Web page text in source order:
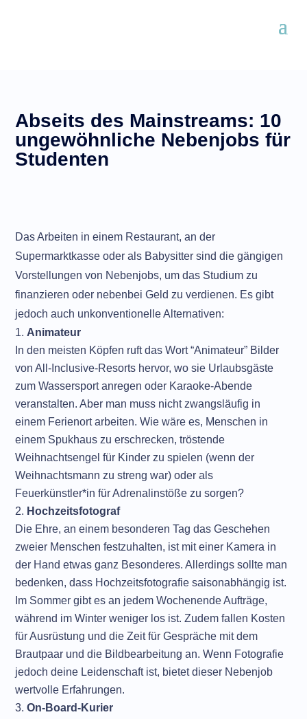
Abseits des Mainstreams: 10
ungewöhnliche Nebenjobs für
Studenten
Das Arbeiten in einem Restaurant, an der
Supermarktkasse oder als Babysitter sind die gängigen
Vorstellungen von Nebenjobs, um das Studium zu
finanzieren oder nebenbei Geld zu verdienen. Es gibt
jedoch auch unkonventionelle Alternativen:
Animateur
In den meisten Köpfen ruft das Wort “Animateur” Bilder
von All-Inclusive-Resorts hervor, wo sie Urlaubsgäste
zum Wassersport anregen oder Karaoke-Abende
veranstalten. Aber man muss nicht zwangsläufig in
einem Ferienort arbeiten. Wie wäre es, Menschen in
einem Spukhaus zu erschrecken, tröstende
Weihnachtsengel für Kinder zu spielen (wenn der
Weihnachtsmann zu streng war) oder als
Feuerkünstler*in für Adrenalinstöße zu sorgen?
Hochzeitsfotograf
Die Ehre, an einem besonderen Tag das Geschehen
zweier Menschen festzuhalten, ist mit einer Kamera in
der Hand etwas ganz Besonderes. Allerdings sollte man
bedenken, dass Hochzeitsfotografie saisonabhängig ist.
Im Sommer gibt es an jedem Wochenende Aufträge,
während im Winter weniger los ist. Zudem fallen Kosten
für Ausrüstung und die Zeit für Gespräche mit dem
Brautpaar und die Bildbearbeitung an. Wenn Fotografie
jedoch deine Leidenschaft ist, bietet dieser Nebenjob
wertvolle Erfahrungen.
On-Board-Kurier